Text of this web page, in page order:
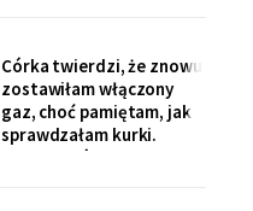
spotkałam dawną
sąsiadkę stamtąd: „Co
weekend inni ludzie z
walizkami, klucze w
skrzynce na szyfr.
Córka twierdzi, że znowu
zostawiłam włączony
gaz, choć pamiętam, jak
sprawdzałam kurki.
Klucze, które „zgubiłam",